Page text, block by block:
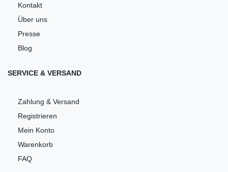
Kontakt
Über uns
Presse
Blog
SERVICE & VERSAND
Zahlung & Versand
Registrieren
Mein Konto
Warenkorb
FAQ